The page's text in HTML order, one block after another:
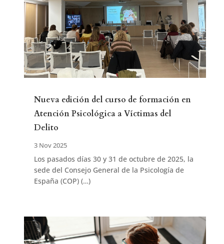
Nueva edición del curso de formación en
Atención Psicológica a Víctimas del
Delito
3 Nov 2025
Los pasados días 30 y 31 de octubre de 2025, la
sede del Consejo General de la Psicología de
España (COP) (…)